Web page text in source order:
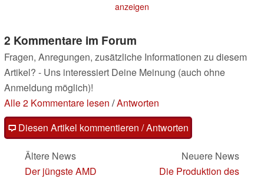
anzeigen
2 Kommentare im Forum
Fragen, Anregungen, zusätzliche Informationen zu diesem
Artikel? - Uns interessiert Deine Meinung (auch ohne
Anmeldung möglich)!
Alle 2 Kommentare lesen /Antworten
Diesen Artikel kommentieren / Antworten
Ältere News
Der jüngste AMD
Neuere News
Die Produktion des